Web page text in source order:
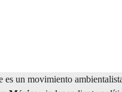
es un movimiento